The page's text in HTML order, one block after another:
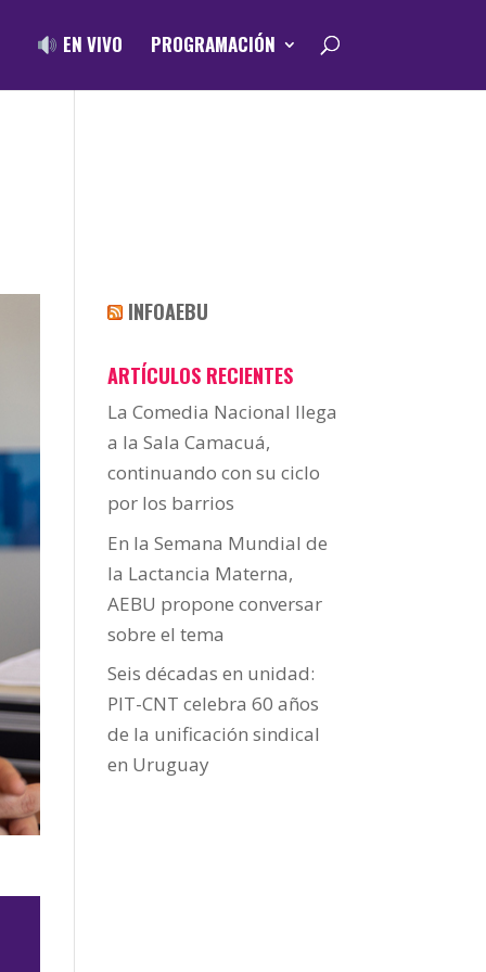
EN VIVO PROGRAMACIÓN
INFOAEBU
ARTÍCULOS RECIENTES
La Comedia Nacional llega
a la Sala Camacuá,
continuando con su ciclo
por los barrios
En la Semana Mundial de
la Lactancia Materna,
AEBU propone conversar
sobre el tema
Seis décadas en unidad:
PIT-CNT celebra 60 años
de la unificación sindical
en Uruguay